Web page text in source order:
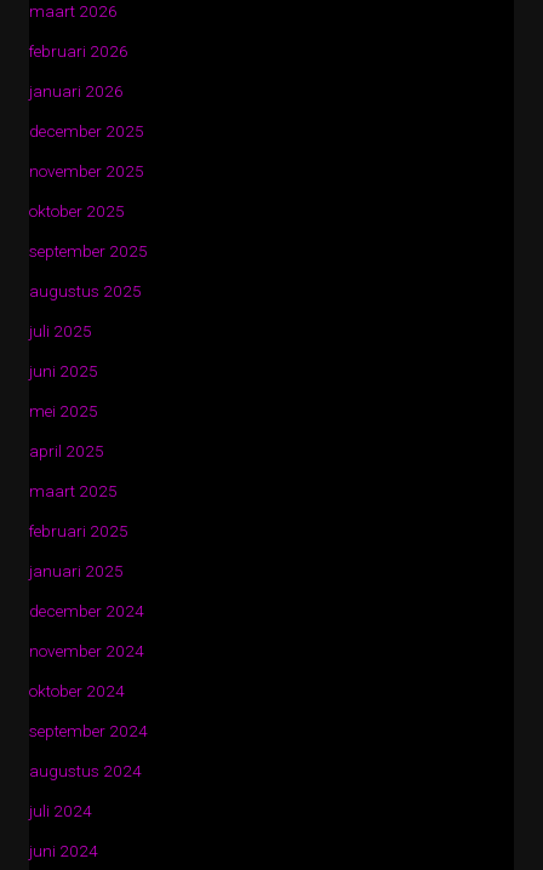
maart 2026
februari 2026
januari 2026
december 2025
november 2025
oktober 2025
september 2025
augustus 2025
juli 2025
juni 2025
mei 2025
april 2025
maart 2025
februari 2025
januari 2025
december 2024
november 2024
oktober 2024
september 2024
augustus 2024
juli 2024
juni 2024